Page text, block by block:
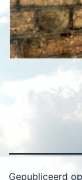
Gepubliceerd op